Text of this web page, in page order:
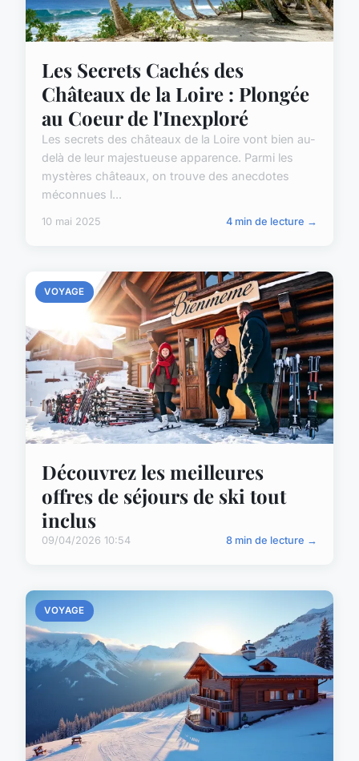
Les Secrets Cachés des
Châteaux de la Loire : Plongée
au Coeur de l'Inexploré
Les secrets des châteaux de la Loire vont bien au-
delà de leur majestueuse apparence. Parmi les
mystères châteaux, on trouve des anecdotes
méconnues l...
10 mai 2025 4 min de lecture →
VOYAGE
Découvrez les meilleures
offres de séjours de ski tout
inclus
09/04/2026 10:54 8 min de lecture →
VOYAGE